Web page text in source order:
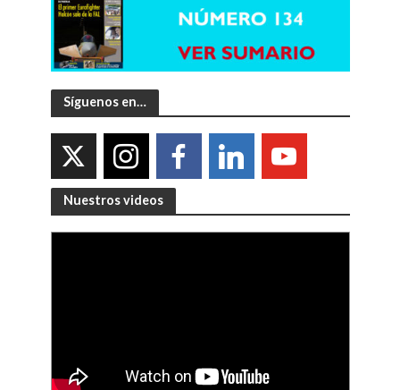
Síguenos en…
Nuestros videos